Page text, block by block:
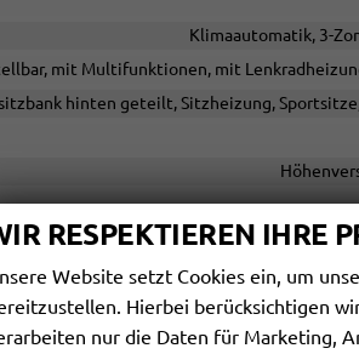
Klimaautomatik, 3-
mit Multifunktionen, mit
hinten geteilt, Sitzheizung,
Schnittstelle USB, Digitalradio DAB,
RESPEKTIEREN IHRE
Website setzt Cookies ein, um
Hierbei berücksichtigen
nur die Daten für Marketing,